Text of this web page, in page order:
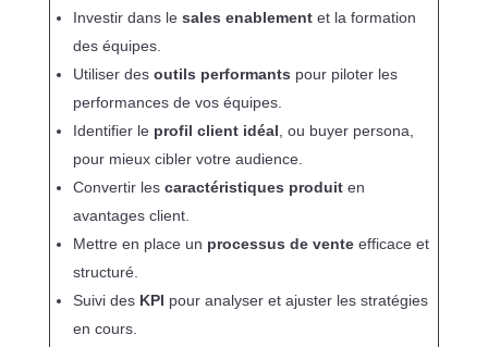
Investir dans le sales enablementet la formation
des équipes.
Utiliser des outils performants pour piloter les
performances de vos équipes.
Identifier le profil client idéal , ou buyer persona,
pour mieux cibler votre audience.
Convertir les caractéristiques produiten
avantages client.
Mettre en place un processus de venteefficace et
structuré.
Suivi des KPI pour analyser et ajuster les stratégies
en cours.